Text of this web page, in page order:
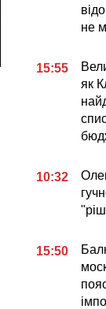
не
15:55
як
10:32
15:50